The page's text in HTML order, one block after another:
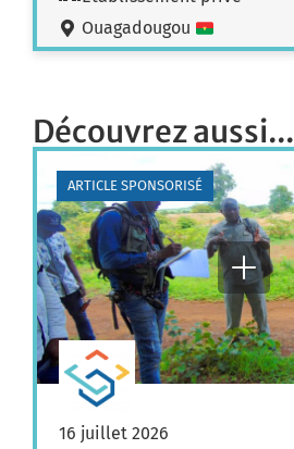
Ouagadougou
Découvrez aussi...
ARTICLE SPONSORISÉ
16 juillet 2026